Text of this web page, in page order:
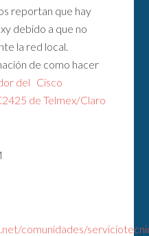
reportan que hay
debido a que no
la red local.
de como hacer
del Cisco
de Telmex/Claro
comunidades/